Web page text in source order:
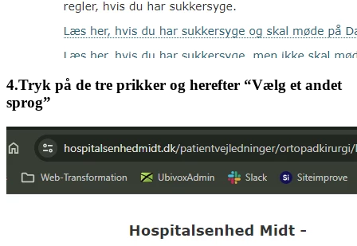
4.Tryk på de tre prikker og herefter “Vælg et andet
sprog”